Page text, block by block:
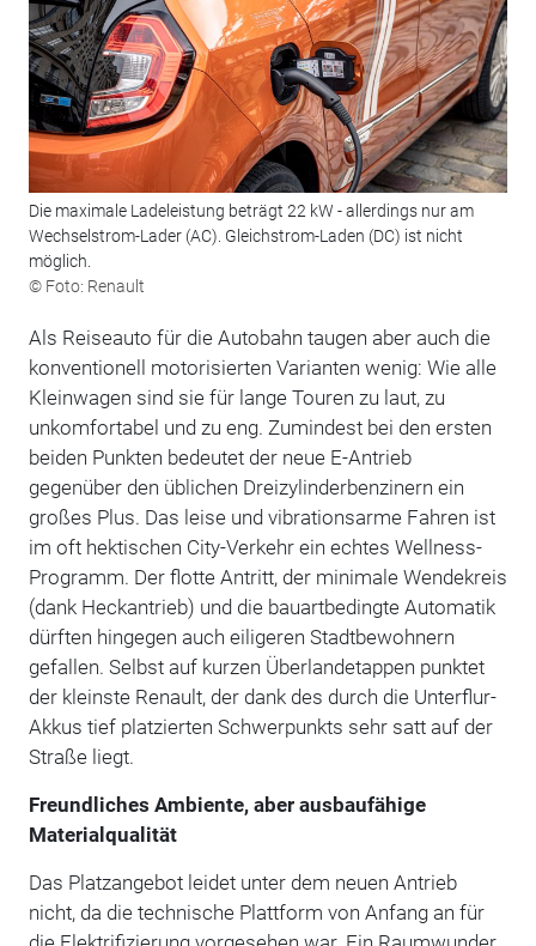
Die maximale Ladeleistung beträgt 22 kW - allerdings nur am
Wechselstrom-Lader (AC). Gleichstrom-Laden (DC) ist nicht
möglich.
© Foto: Renault
Als Reiseauto für die Autobahn taugen aber auch die
konventionell motorisierten Varianten wenig: Wie alle
Kleinwagen sind sie für lange Touren zu laut, zu
unkomfortabel und zu eng. Zumindest bei den ersten
beiden Punkten bedeutet der neue E-Antrieb
gegenüber den üblichen Dreizylinderbenzinern ein
großes Plus. Das leise und vibrationsarme Fahren ist
im oft hektischen City-Verkehr ein echtes Wellness-
Programm. Der flotte Antritt, der minimale Wendekreis
(dank Heckantrieb) und die bauartbedingte Automatik
dürften hingegen auch eiligeren Stadtbewohnern
gefallen. Selbst auf kurzen Überlandetappen punktet
der kleinste Renault, der dank des durch die Unterflur-
Akkus tief platzierten Schwerpunkts sehr satt auf der
Straße liegt.
Freundliches Ambiente, aber ausbaufähige
Materialqualität
Das Platzangebot leidet unter dem neuen Antrieb
nicht, da die technische Plattform von Anfang an für